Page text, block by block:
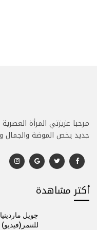
مرحبا عزيزتي المرأة
جديد يخص الموضة والجمال
أكتر مشاهدة
جويل
للتنمر(فيديو)